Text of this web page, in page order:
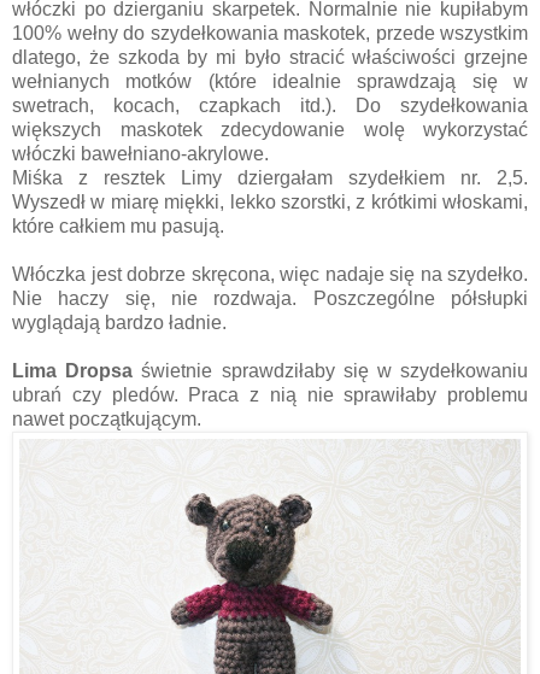
włóczki po dzierganiu skarpetek. Normalnie nie kupiłabym
100% wełny do szydełkowania maskotek, przede wszystkim
dlatego, że szkoda by mi było stracić właściwości grzejne
wełnianych motków (które idealnie sprawdzają się w
swetrach, kocach, czapkach itd.). Do szydełkowania
większych maskotek zdecydowanie wolę wykorzystać
włóczki bawełniano-akrylowe.
Miśka z resztek Limy dziergałam szydełkiem nr. 2,5.
Wyszedł w miarę miękki, lekko szorstki, z krótkimi włoskami,
które całkiem mu pasują.
Włóczka jest dobrze skręcona, więc nadaje się na szydełko.
Nie haczy się, nie rozdwaja. Poszczególne półsłupki
wyglądają bardzo ładnie.
Lima Dropsaświetnie sprawdziłaby się w szydełkowaniu
ubrań czy pledów. Praca z nią nie sprawiłaby problemu
nawet początkującym.